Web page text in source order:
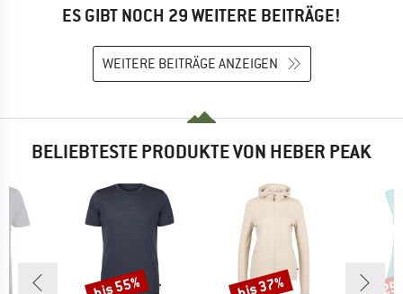
ES GIBT NOCH 29 WEITERE BEITRÄGE!
WEITERE BEITRÄGE ANZEIGEN
BELIEBTESTE PRODUKTE VON HEBER PEAK
Rabatt
bis 55% Rabatt
bis 37%